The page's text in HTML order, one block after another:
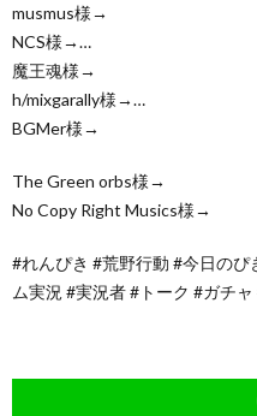
musmus様→
NCS様→…
魔王魂様→
h/mixgarally様→…
BGMer様→
The Green orbs様→
No Copy Right Musics様→
#れんぴき #荒野行動 #今日のぴ
ム実況 #実況者 #トーク #ガチ